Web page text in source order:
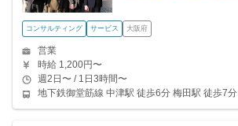
コンサルティング サービス 大阪府
営業
時給 1,200円〜
週2日〜 / 1日3時間〜
地下鉄御堂筋線 中津駅 徒歩6分 梅田駅 徒歩7分